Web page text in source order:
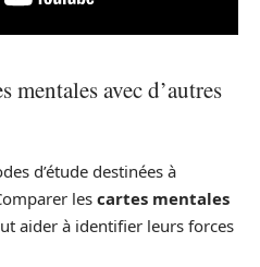
mentales avec d’autres
d’étude destinées à
les cartes mentales
aider à identifier leurs forces